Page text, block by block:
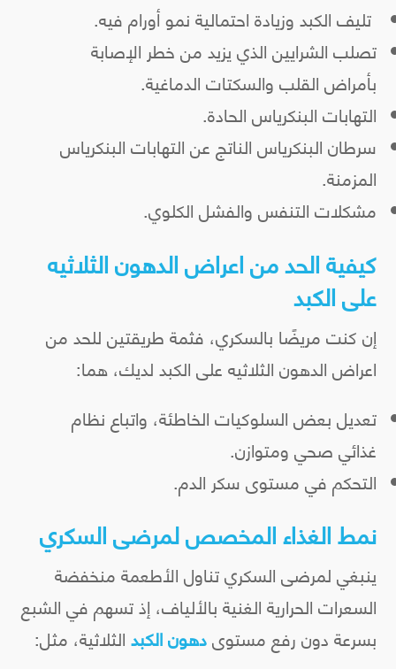
تليف الكبد وزيادة احتمالية نمو أورام فيه.
تصلب الشرايين الذي يزيد من خطر الإصابة
بأمراض القلب والسكتات الدماغية.
التهابات البنكرياس الحادة.
سرطان البنكرياس الناتج عن التهابات البنكرياس
المزمنة.
مشكلات التنفس والفشل الكلوي.
كيفية الحد من اعراض الدهون الثلاثيه
على الكبد
إن كنت مريضًا بالسكري، فثمة طريقتين للحد من
اعراض الدهون الثلاثيه على الكبد لديك، هما:
تعديل بعض السلوكيات الخاطئة، واتباع نظام
غذائي صحي ومتوازن.
التحكم في مستوى سكر الدم.
نمط الغذاء المخصص لمرضى السكري
ينبغي لمرضى السكري تناول الأطعمة منخفضة
السعرات الحرارية الغنية بالألياف، إذ تسهم في الشبع
بسرعة دون رفع مستوىدهون الكبدالثلاثية، مثل: